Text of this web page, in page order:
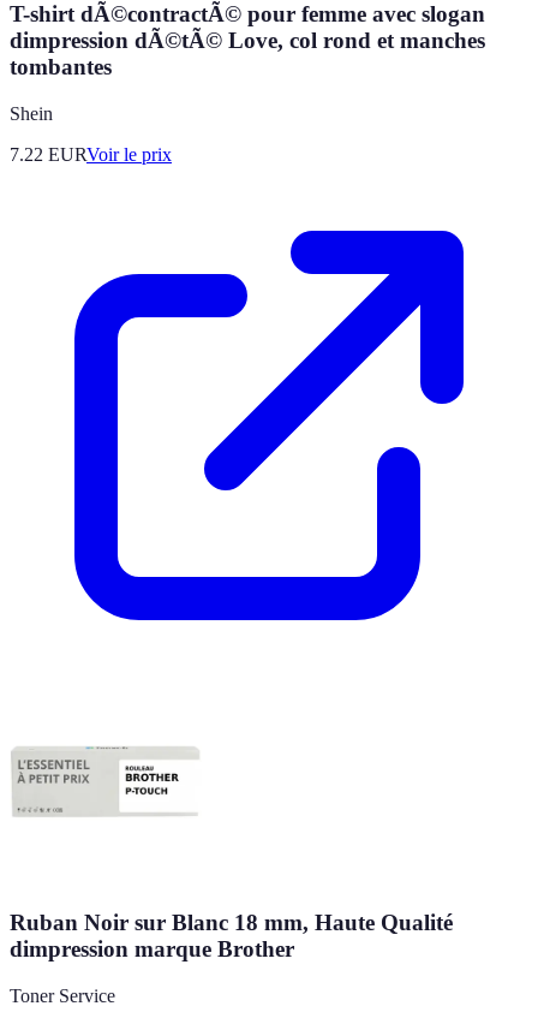
T-shirt dÃ©contractÃ© pour femme avec slogan
dimpression dÃ©tÃ© Love, col rond et manches
tombantes
Shein
7.22 EURVoir le prix
Ruban Noir sur Blanc 18 mm, Haute Qualité
dimpression marque Brother
Toner Service